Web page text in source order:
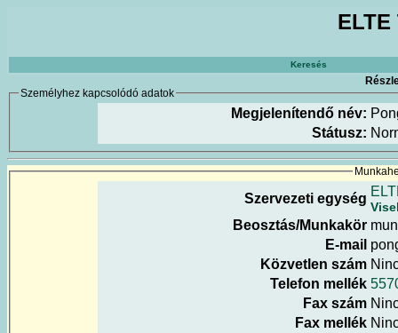
Keresés
Személyhez kapcsolódó adatok
Megjelenítendő név:
Státusz:
Szervezeti egység
Beosztás/Munkakör
E-mail
Közvetlen szám
Telefon mellék
Fax szám
Fax mellék